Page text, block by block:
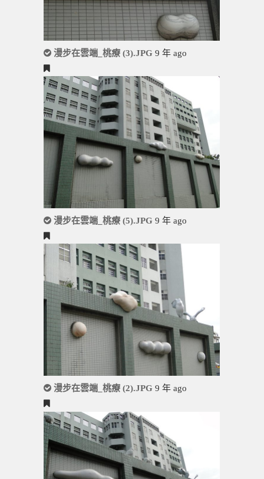
漫步在雲端_桃療 (3).JPG 9 年 ago
漫步在雲端_桃療 (5).JPG 9 年 ago
漫步在雲端_桃療 (2).JPG 9 年 ago